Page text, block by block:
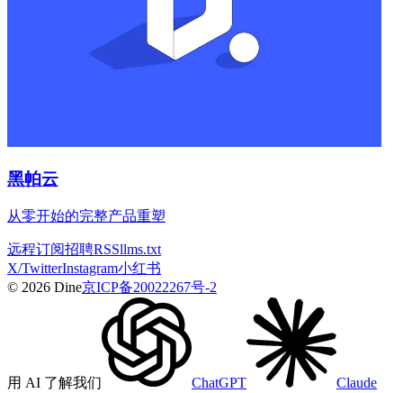
黑帕云
从零开始的完整产品重塑
远程订阅招聘RSSllms.txt
X/TwitterInstagram小红书
© 2026 Dine京ICP备20022267号-2
用 AI 了解我们 ChatGPT Claude